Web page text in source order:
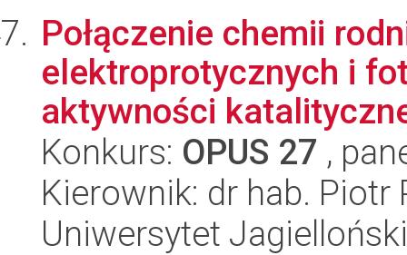
Połączenie chemii
elektroprotycznych i
aktywności
Konkurs: OPUS 27 ,
Kierownik: dr hab. Piotr
Uniwersytet Jagielloński